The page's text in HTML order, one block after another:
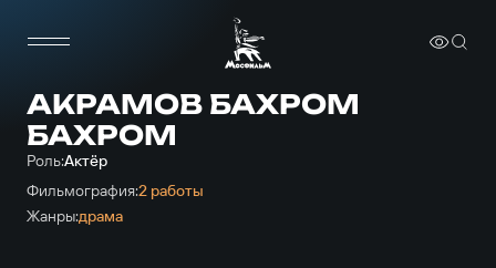
АКРАМОВ БАХРОМ
БАХРОМ
Роль:Актёр
Фильмография:2 работы
Жанры:драма